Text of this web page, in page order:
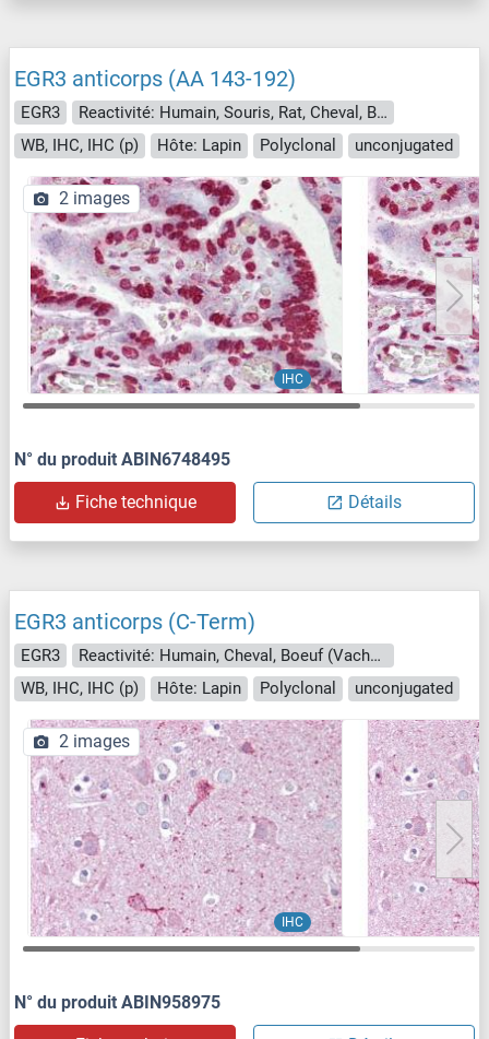
EGR3 anticorps (AA 143-192)
EGR3
Reactivité: Humain, Souris, Rat, Cheval, Boeuf (Vache), Chien, Cobaye, Porc, Singe, Roussette (Chauve-souris)
WB, IHC, IHC (p)
Hôte: Lapin Polyclonal unconjugated
IHC
2 images
N° du produit ABIN6748495
Fiche technique Détails
EGR3 anticorps (C-Term)
EGR3
Reactivité: Humain, Cheval, Boeuf (Vache), Chien, Cobaye, Lapin, Porc, Singe, Roussette (Chauve-souris)
WB, IHC, IHC (p)
Hôte: Lapin Polyclonal unconjugated
IHC
2 images
N° du produit ABIN958975